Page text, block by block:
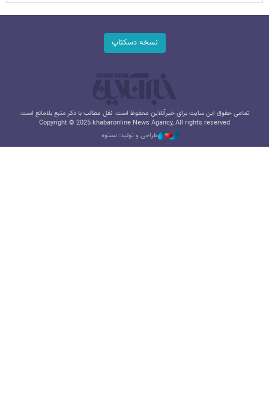
نسخه دسکتاپ
تمامی حقوق این سایت برای خبرآنلاین محفوظ است. نقل مطالب با ذکر منبع بلامانع است.
Copyright © 2025 khabaronline News Agancy, All rights reserved
طراحی و تولید: نستوه